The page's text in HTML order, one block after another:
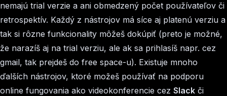
nemajú trial verzie a ani obmedzený počet používateľov či
retrospektív. Každý z nástrojov má síce aj platenú verziu a
tak si rôzne funkcionality môžeš dokúpiť (preto je možné,
že narazíš aj na trial verziu, ale ak sa prihlasíš napr. cez
gmail, tak prejdeš do free space-u). Existuje mnoho
ďalších nástrojov, ktoré možeš používať na podporu
online fungovania ako videokonferencie cez Slack či